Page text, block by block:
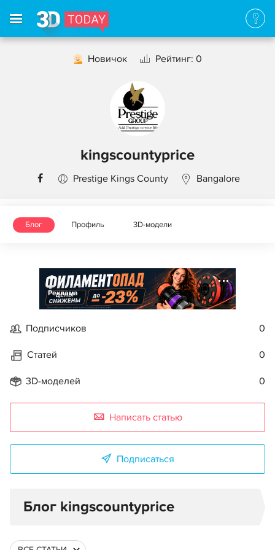
Новичок Рейтинг: 0
kingscountyprice
Prestige Kings County Bangalore
Блог Профиль 3D-модели
Реклама
Подписчиков 0
Статей 0
3D-моделей 0
Написать статью
Подписаться
Блог kingscountyprice